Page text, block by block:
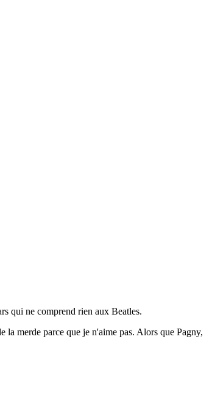
qui ne comprend rien aux Beatles.
la merde parce que je n'aime pas. Alors que Pagny,